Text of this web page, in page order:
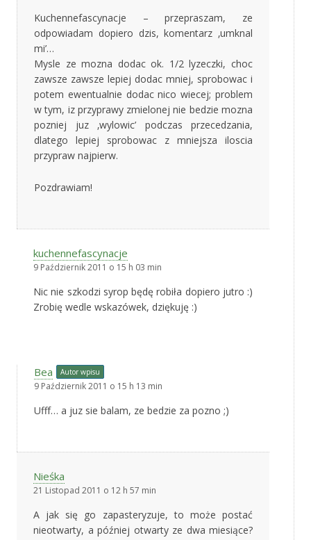
Kuchennefascynacje – przepraszam, ze
odpowiadam dopiero dzis, komentarz ‚umknal
mi’…
Mysle ze mozna dodac ok. 1/2 lyzeczki, choc
zawsze zawsze lepiej dodac mniej, sprobowac i
potem ewentualnie dodac nico wiecej; problem
w tym, iz przyprawy zmielonej nie bedzie mozna
pozniej juz ‚wylowic’ podczas przecedzania,
dlatego lepiej sprobowac z mniejsza iloscia
przypraw najpierw.
Pozdrawiam!
kuchennefascynacje
9 Październik 2011 o 15 h 03 min
Nic nie szkodzi syrop będę robiła dopiero jutro :)
Zrobię wedle wskazówek, dziękuję :)
Bea Autor wpisu
9 Październik 2011 o 15 h 13 min
Ufff… a juz sie balam, ze bedzie za pozno ;)
Nieśka
21 Listopad 2011 o 12 h 57 min
A jak się go zapasteryzuje, to może postać
nieotwarty, a później otwarty ze dwa miesiące?